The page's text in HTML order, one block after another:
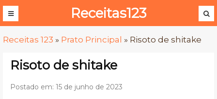
Receitas123
Receitas 123 » Prato Principal » Risoto de shitake
Risoto de shitake
Postado em: 15 de junho de 2023